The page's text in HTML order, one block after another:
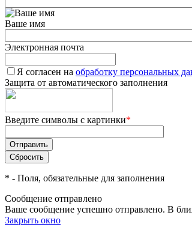
Ваше имя
Электронная почта
Я согласен на обработку персональных
Защита от автоматического заполнения
Введите символы с картинки*
* - Поля, обязательные для заполнения
Сообщение отправлено
Ваше сообщение успешно отправлено. В
Закрыть окно